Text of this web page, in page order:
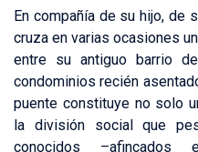
En compañía de su hijo, de
cruza en varias ocasiones
entre su antiguo barrio
condominios recién
puente constituye no solo
la división social que
conocidos